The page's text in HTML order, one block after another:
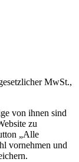
MwSt.,
von ihnen sind
zu
„Alle
vornehmen und